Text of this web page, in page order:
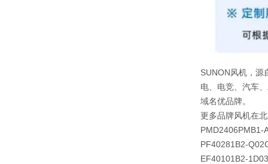
SUNON风机，源
电、电竞、汽车
域名优品牌。
更多品牌风机在
PMD2406PMB1-
PF40281B2-
EF40101B2-